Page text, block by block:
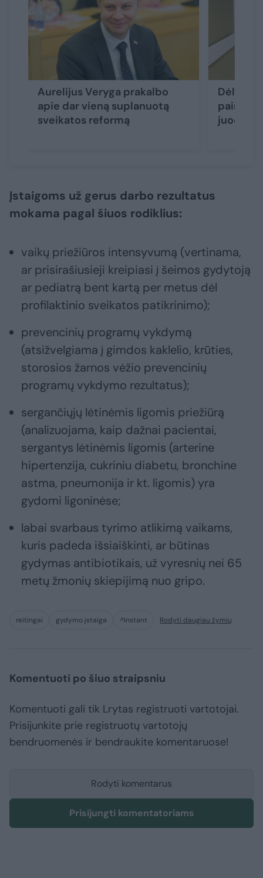
Aurelijus Veryga prakalbo
apie dar vieną suplanuotą
sveikatos reformą
Dėl
juodąjį
Įstaigoms už gerus darbo rezultatus
mokama pagal šiuos rodiklius:
vaikų priežiūros intensyvumą (vertinama,
ar prisirašiusieji kreipiasi į šeimos gydytoją
ar pediatrą bent kartą per metus dėl
profilaktinio sveikatos patikrinimo);
prevencinių programų vykdymą
(atsižvelgiama į gimdos kaklelio, krūties,
storosios žarnos vėžio prevencinių
programų vykdymo rezultatus);
sergančiųjų lėtinėmis ligomis priežiūrą
(analizuojama, kaip dažnai pacientai,
sergantys lėtinėmis ligomis (arterine
hipertenzija, cukriniu diabetu, bronchine
astma, pneumonija ir kt. ligomis) yra
gydomi ligoninėse;
labai svarbaus tyrimo atlikimą vaikams,
kuris padeda išsiaiškinti, ar būtinas
gydymas antibiotikais, už vyresnių nei 65
metų žmonių skiepijimą nuo gripo.
reitingai gydymo įstaiga ^Instant Rodyti daugiau žymių
Komentuoti po šiuo straipsniu
Komentuoti gali tik Lrytas registruoti vartotojai.
Prisijunkite prie registruotų vartotojų
bendruomenės ir bendraukite komentaruose!
Rodyti komentarus
Prisijungti komentatoriams